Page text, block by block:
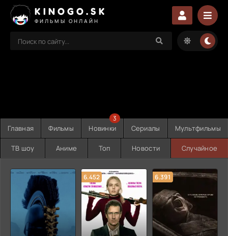
KINOGO.SK
ФИЛЬМЫ ОНЛАЙН
Главная Фильмы Новинки
3
Сериалы Мультфильмы
ТВ шоу Аниме Топ Новости Случайное
6.452 6.391